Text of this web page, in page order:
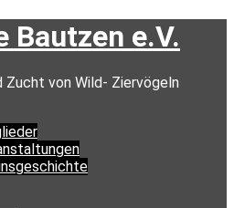
Bautzen e.V.
von Wild- Ziervögeln